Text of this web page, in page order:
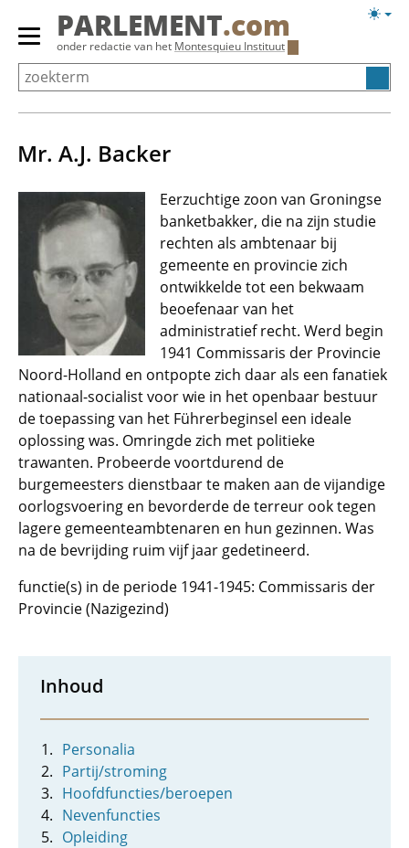
Overslaan
Primair
menu
tonen/verbergen
PARLEMENT.com
onder redactie van het Montesquieu Instituut
Mr. A.J. Backer
Eerzuchtige zoon van Groningse
banketbakker, die na zijn studie
rechten als ambtenaar bij
gemeente en provincie zich
ontwikkelde tot een bekwaam
beoefenaar van het
administratief recht. Werd begin
1941 Commissaris der Provincie
Noord-Holland en ontpopte zich daar als een fanatiek
nationaal-socialist voor wie in het openbaar bestuur
de toepassing van het Führerbeginsel een ideale
oplossing was. Omringde zich met politieke
trawanten. Probeerde voortdurend de
burgemeesters dienstbaar te maken aan de vijandige
oorlogsvoering en bevorderde de terreur ook tegen
lagere gemeenteambtenaren en hun gezinnen. Was
na de bevrijding ruim vijf jaar gedetineerd.
functie(s) in de periode 1941-1945: Commissaris der
Provincie (Nazigezind)
Inhoud
Personalia
Partij/stroming
Hoofdfuncties/beroepen
Nevenfuncties
Opleiding